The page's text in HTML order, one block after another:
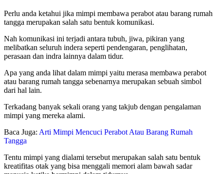
Perlu anda ketahui jika mimpi membawa perabot atau barang rumah
tangga merupakan salah satu bentuk komunikasi.
Nah komunikasi ini terjadi antara tubuh, jiwa, pikiran yang
melibatkan seluruh indera seperti pendengaran, penglihatan,
perasaan dan indra lainnya dalam tidur.
Apa yang anda lihat dalam mimpi yaitu merasa membawa perabot
atau barang rumah tangga sebenarnya merupakan sebuah simbol
dari hal lain.
Terkadang banyak sekali orang yang takjub dengan pengalaman
mimpi yang mereka alami.
Baca Juga: Arti Mimpi Mencuci Perabot Atau Barang Rumah
Tangga
Tentu mimpi yang dialami tersebut merupakan salah satu bentuk
kreatifitas otak yang bisa menggali memori alam bawah sadar